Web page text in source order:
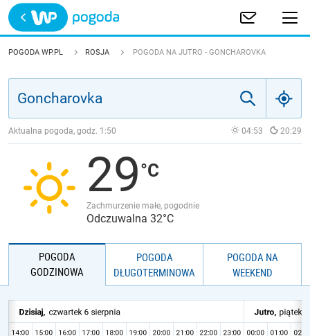
Trwa ładowanie
POLSKA
JAKOŚĆ POWIETRZA
POGODA WP.PL ROSJA POGODA NA JUTRO - GONCHAROVKA
Aktualna pogoda, godz. 1:50 04:53 20:29
29
Zachmurzenie małe, pogodnie
Odczuwalna 32°C
POGODA
GODZINOWA
POGODA
DŁUGOTERMINOWA
POGODA NA
WEEKEND